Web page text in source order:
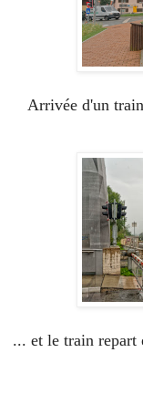
Arrivée d'un
... et le train repart